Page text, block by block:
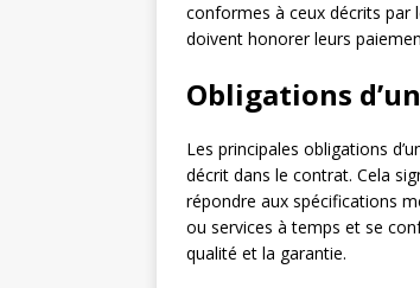
conformes à ceux décrits par
doivent honorer leurs
Obligations
Les principales obligations
décrit dans le contrat. Cela
répondre aux spécifications
ou services à temps et se
qualité et la garantie.